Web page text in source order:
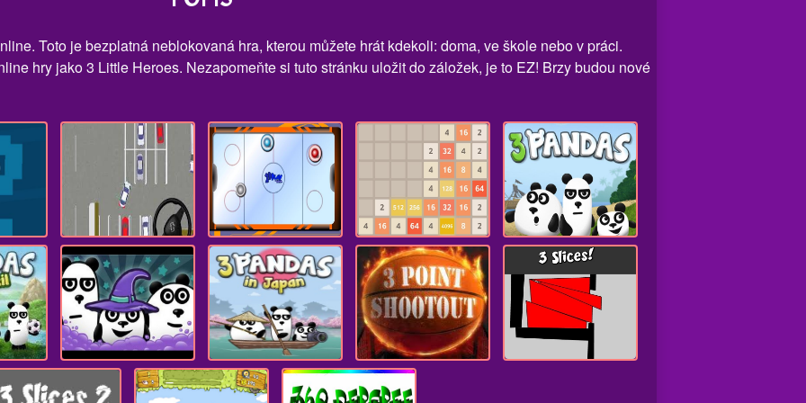
Toto je bezplatná neblokovaná hra, kterou můžete hrát kdekoli: doma, ve škole nebo v práci.
hry jako 3 Little Heroes. Nezapomeňte si tuto stránku uložit do záložek, je to EZ! Brzy budou nové